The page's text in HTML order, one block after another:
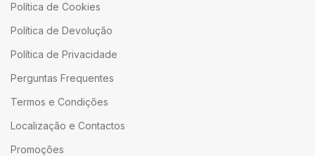
Política de Cookies
Política de Devolução
Política de Privacidade
Perguntas Frequentes
Termos e Condições
Localização e Contactos
Promoções